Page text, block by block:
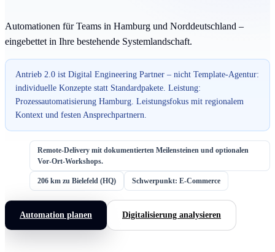
Automationen für Teams in Hamburg und Norddeutschland –
eingebettet in Ihre bestehende Systemlandschaft.
Antrieb 2.0 ist Digital Engineering Partner – nicht Template-Agentur:
individuelle Konzepte statt Standardpakete. Leistung:
Prozessautomatisierung Hamburg. Leistungsfokus mit regionalem
Kontext und festen Ansprechpartnern.
Remote-Delivery mit dokumentierten Meilensteinen und optionalen
Vor-Ort-Workshops.
206 km zu Bielefeld (HQ) Schwerpunkt: E-Commerce
Automation planen Digitalisierung analysieren